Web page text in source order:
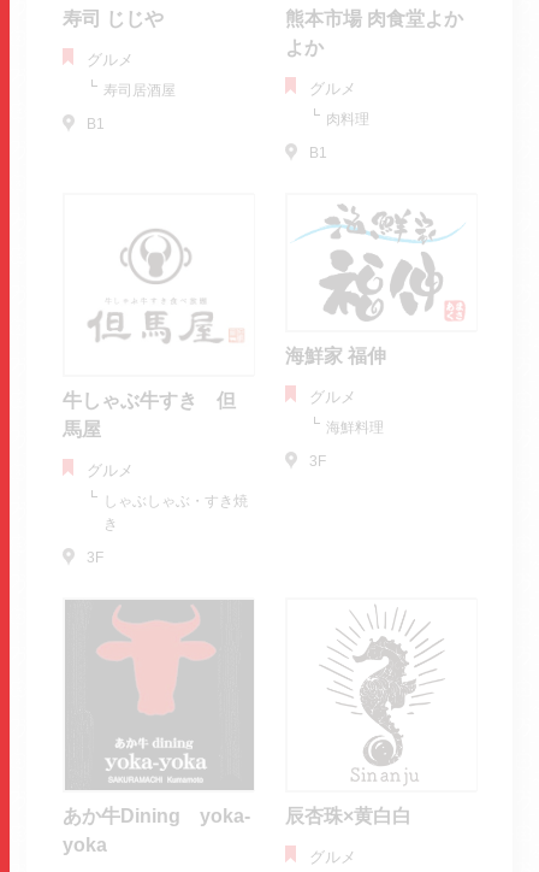
寿司 じじや
グルメ
寿司居酒屋
B1
熊本市場 肉食堂よか
よか
グルメ
肉料理
B1
牛しゃぶ牛すき 但
馬屋
グルメ
しゃぶしゃぶ・すき焼
き
3F
海鮮家 福伸
グルメ
海鮮料理
3F
あか牛Dining yoka-
yoka
辰杏珠×黄白白
グルメ